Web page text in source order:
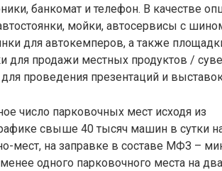
банкомат и телефон. В качестве
мойки, автосервисы с
для автокемперов, а также
продажи местных продуктов /
проведения презентаций и
число парковочных мест исходя из
свыше 40 тысяч машин в сутки
мест, на заправке в составе МФЗ –
одного парковочного места на